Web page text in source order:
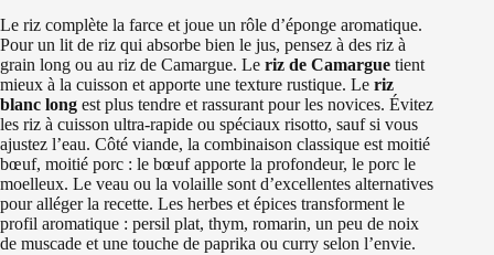
Le riz complète la farce et joue un rôle d’éponge aromatique.
Pour un lit de riz qui absorbe bien le jus, pensez à des riz à
grain long ou au riz de Camargue. Le riz de Camargue tient
mieux à la cuisson et apporte une texture rustique. Le riz
blanc long est plus tendre et rassurant pour les novices. Évitez
les riz à cuisson ultra-rapide ou spéciaux risotto, sauf si vous
ajustez l’eau. Côté viande, la combinaison classique est moitié
bœuf, moitié porc : le bœuf apporte la profondeur, le porc le
moelleux. Le veau ou la volaille sont d’excellentes alternatives
pour alléger la recette. Les herbes et épices transforment le
profil aromatique : persil plat, thym, romarin, un peu de noix
de muscade et une touche de paprika ou curry selon l’envie.